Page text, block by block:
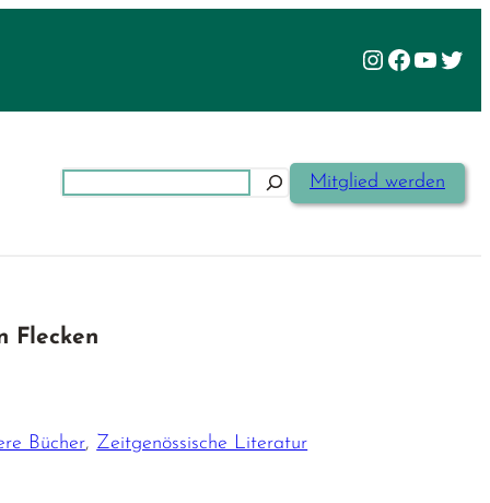
Instagram
Facebook
Mitglied werden
Flecken
Bücher, Zeitgenössische Literatur